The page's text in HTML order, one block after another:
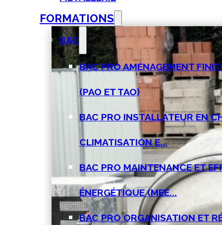
FORMATIONS
BAC
BAC PRO AMÉNAGEMENT
(PAO ET TAO)
BAC PRO INSTALLATEUR EN
CLIMATISATION E...
BAC PRO MAINTENANCE ET
ÉNERGÉTIQUE (MEE...
BAC PRO ORGANISATION ET